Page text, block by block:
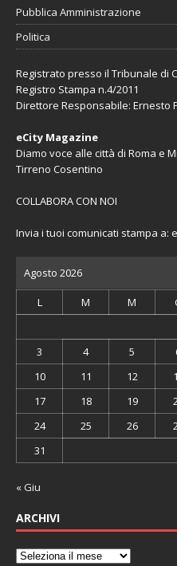
Pubblica Amministrazione
Politica
Registrato presso il Tribunale di
Registro Stampa n.4/2011
Direttore Responsabile: Ernesto
eCity Magazine
Diamo voce alle città di Roma e
Tirreno Cosentino
COLLABORA CON NOI
Invia i tuoi comunicati stampa a:
Agosto 2026
L M M
3
4 5
10
11 12
17
18 19
24
25 26
31
« Giu
ARCHIVI